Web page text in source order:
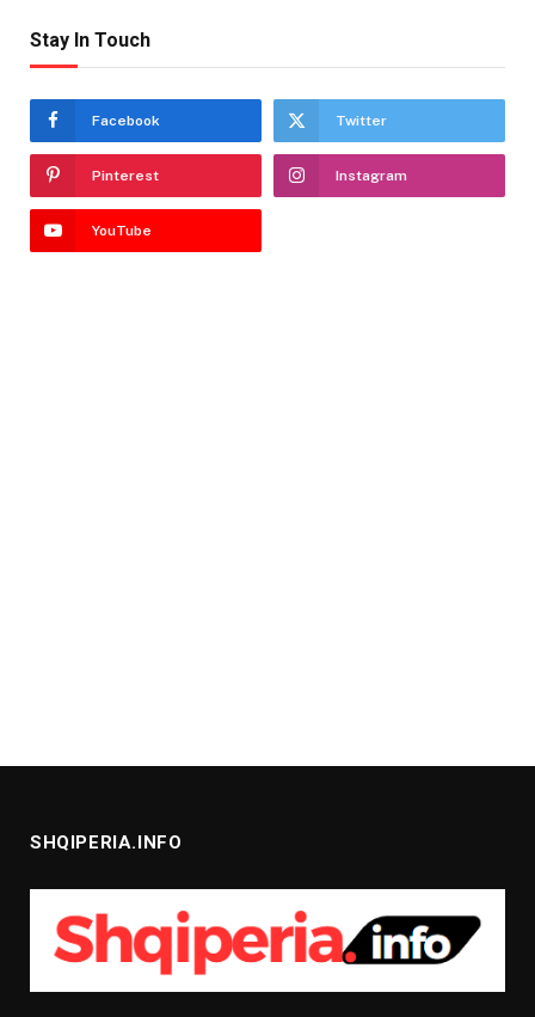
Stay In Touch
Facebook Twitter
Pinterest Instagram
YouTube
SHQIPERIA.INFO